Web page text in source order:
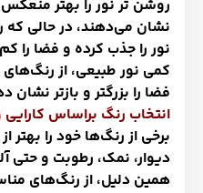
روشن تر نور را بهتر
نشان می‌دهند، در حالی
نور را جذب کرده و فضا را
کمی نور طبیعی، از رنگ‌های
فضا را بزرگتر و بازتر نشان
انتخاب رنگ براساس کارایی
برخی از رنگ‌ها خود را بهتر
دیوار، نمک، رطوبت و حتی
همین دلیل، از رنگ‌های